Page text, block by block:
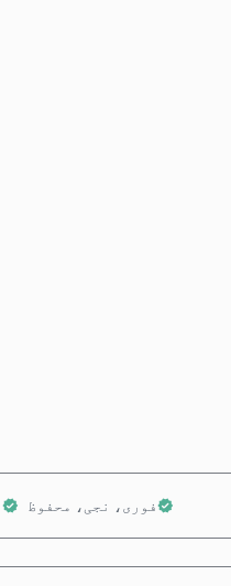
فوری، نجی، محفوظ